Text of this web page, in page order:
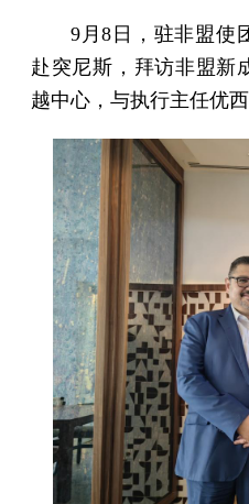
9月8日，驻非盟使
赴突尼斯，拜访非盟新
越中心，与执行主任优